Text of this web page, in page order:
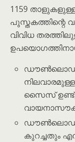
1159
വിവിധ
ഡൗൺലൊഡ്
സൈസ്
ഡൗൺലൊഡ്
കുറച്ചതും